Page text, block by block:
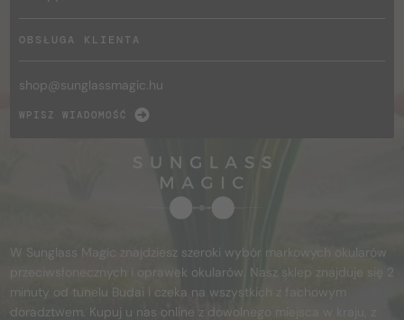
OBSŁUGA KLIENTA
shop@sunglassmagic.hu
WPISZ WIADOMOŚĆ
W Sunglass Magic znajdziesz szeroki wybór markowych okularów
przeciwsłonecznych i oprawek okularów. Nasz sklep znajduje się 2
minuty od tunelu Budai i czeka na wszystkich z fachowym
doradztwem. Kupuj u nas online z dowolnego miejsca w kraju, z